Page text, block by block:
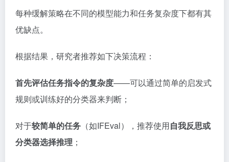
每种缓解策略在不同的模型能力和任务复杂度下都有其
优缺点。
根据结果，研究者推荐如下决策流程：
首先评估任务指令的复杂度——可以通过简单的启发式
规则或训练好的分类器来判断；
对于较简单的任务 （如IFEval），推荐使用自我反思或
分类器选择推理 ；